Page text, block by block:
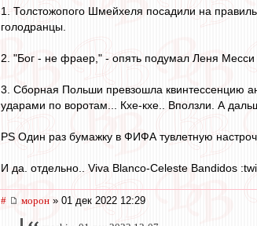
1. Толстожопого Шмейхеля посадили на
голодранцы.
2. "Бог - не фраер," - опять подумал Леня Месси
3. Сборная Польши превзошла квинтессенцию
ударами по воротам... Кхе-кхе.. Вползли. А
PS Один раз бумажку в ФИФА тувлетную
И да. отдельно.. Viva Blanco-Celeste Bandidos
# морон » 01 дек 2022 12:29